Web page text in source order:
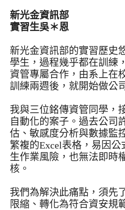
新光金資訊部
實習生吳＊恩
新光金資訊部的實習歷史
學生，過程幾乎都在訓練
資管專屬合作，由系上在
訓練兩週後，就開始做公
我與三位銘傳資管同學，
自動化的案子。過去公司
估、敏感度分析與數據監
繁複的Excel表格，易因
生作業風險，也無法即時
核。
我們為解決此痛點，須先
限縮、轉化為符合資安規